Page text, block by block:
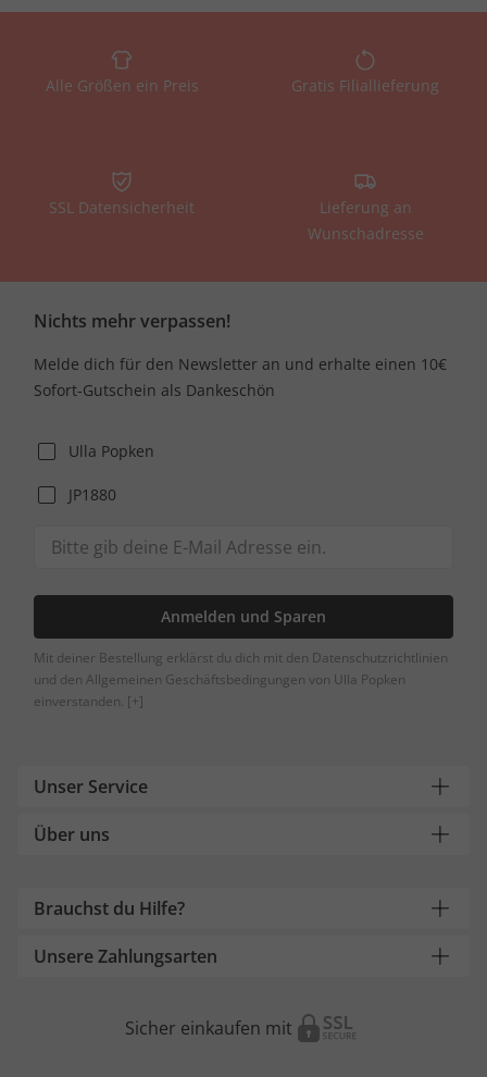
Alle Größen ein Preis Gratis Filiallieferung
SSL Datensicherheit
Lieferung an
Wunschadresse
Nichts mehr verpassen!
Melde dich für den Newsletter an und erhalte einen 10€
Sofort-Gutschein als Dankeschön
Ulla Popken
JP1880
Anmelden und Sparen
Mit deiner Bestellung erklärst du dich mit den Datenschutzrichtlinien
und den Allgemeinen Geschäftsbedingungen von Ulla Popken
einverstanden. [+]
Unser Service
Über uns
Brauchst du Hilfe?
Unsere Zahlungsarten
Sicher einkaufen mit